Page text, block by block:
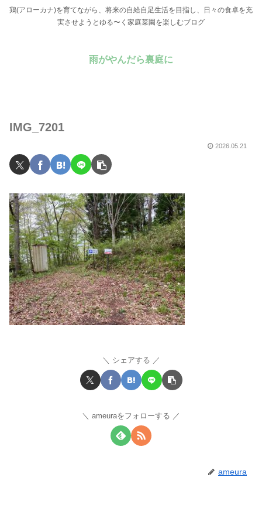
鶏(アローカナ)を育てながら、将来の自給自足生活を目指し、日々の食卓を充
実させようとゆる〜く家庭菜園を楽しむブログ
雨がやんだら裏庭に
IMG_7201
2026.05.21
シェアする
ameuraをフォローする
ameura